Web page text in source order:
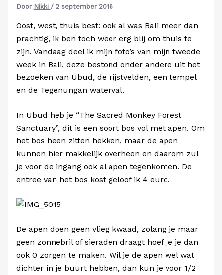
Door Nikki / 2 september 2016
Oost, west, thuis best: ook al was Bali meer dan
prachtig, ik ben toch weer erg blij om thuis te
zijn. Vandaag deel ik mijn foto’s van mijn tweede
week in Bali, deze bestond onder andere uit het
bezoeken van Ubud, de rijstvelden, een tempel
en de Tegenungan waterval.
In Ubud heb je “The Sacred Monkey Forest
Sanctuary”, dit is een soort bos vol met apen. Om
het bos heen zitten hekken, maar de apen
kunnen hier makkelijk overheen en daarom zul
je voor de ingang ook al apen tegenkomen. De
entree van het bos kost geloof ik 4 euro.
De apen doen geen vlieg kwaad, zolang je maar
geen zonnebril of sieraden draagt hoef je je dan
ook 0 zorgen te maken. Wil je de apen wel wat
dichter in je buurt hebben, dan kun je voor 1/2